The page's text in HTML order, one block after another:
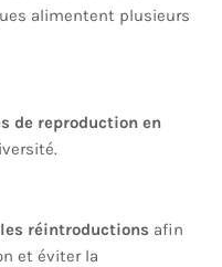
alimentent plusieurs
de reproduction en
réintroductions afin
et éviter la